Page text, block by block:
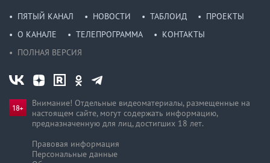
ПЯТЫЙ КАНАЛ НОВОСТИ ТАБЛОИД
ПРОЕКТЫ
О КАНАЛЕ
ТЕЛЕПРОГРАММА
КОНТАКТЫ
ПОЛНАЯ ВЕРСИЯ
Внимание! Отдельные видеоматериалы, размещенные на
настоящем сайте, могут содержать информацию,
предназначен­ную для лиц, достигших 18 лет.
Правовая информация
Персональные данные